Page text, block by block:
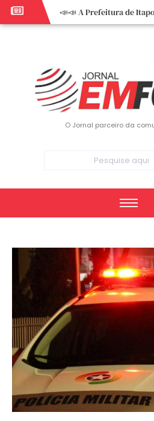
O Jornal parceiro da